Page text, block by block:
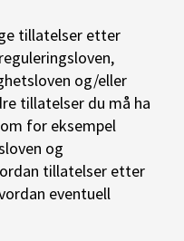
tillatelser etter
og/eller
tillatelser du må ha
for eksempel
og
tillatelser etter
eventuell